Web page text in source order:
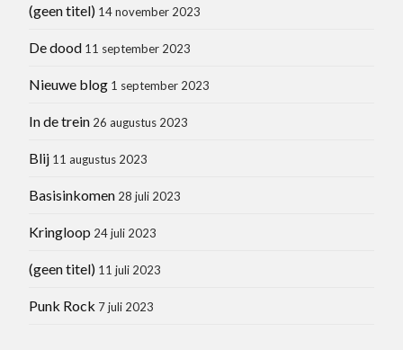
(geen titel) 14 november 2023
De dood 11 september 2023
Nieuwe blog 1 september 2023
In de trein 26 augustus 2023
Blij 11 augustus 2023
Basisinkomen 28 juli 2023
Kringloop 24 juli 2023
(geen titel) 11 juli 2023
Punk Rock 7 juli 2023